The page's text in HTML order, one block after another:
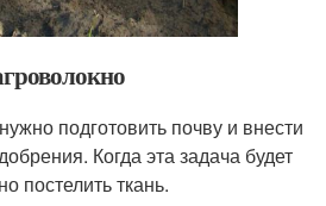
подготовить почву и внести
Когда эта задача будет
постелить ткань.